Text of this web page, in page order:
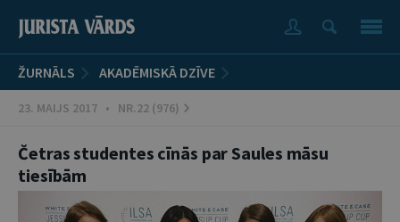
ŽURNĀLS AKADĒMISKĀ DZĪVE
23. MAIJS 2017 • NR.22 (976)
Četras studentes cīnās par Saules māsu
tiesībām